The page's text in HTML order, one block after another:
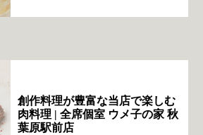
創作料理が豊富な当店で楽しむ
肉料理 | 全席個室 ウメ子の家 秋
葉原駅前店